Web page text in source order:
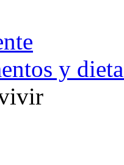
y